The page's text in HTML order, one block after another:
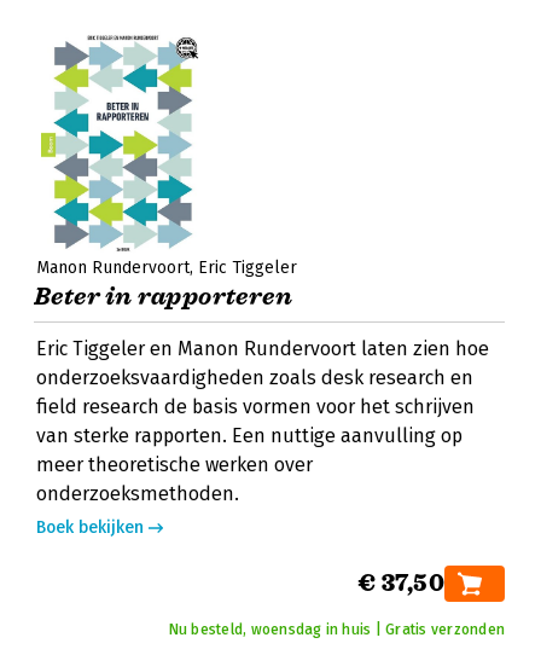
Manon Rundervoort Eric Tiggeler
Beter in rapporteren
Eric Tiggeler en Manon Rundervoort laten zien hoe
onderzoeksvaardigheden zoals desk research en
field research de basis vormen voor het schrijven
van sterke rapporten. Een nuttige aanvulling op
meer theoretische werken over
onderzoeksmethoden.
Boek bekijken
€ 37,50
Nu besteld, woensdag in huis | Gratis verzonden